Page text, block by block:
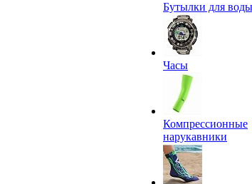
Бутылки для воды
Часы
Компрессионные
нарукавники